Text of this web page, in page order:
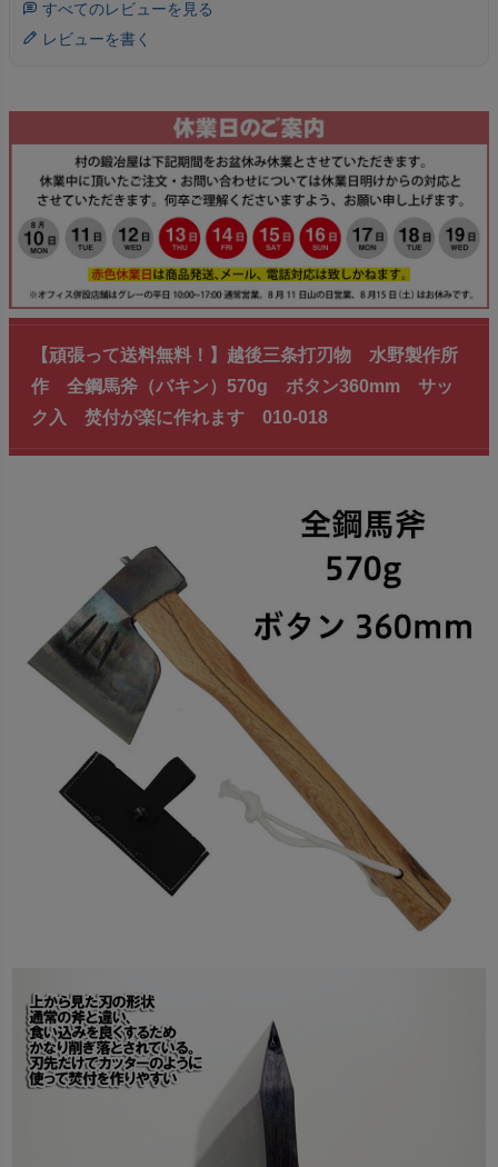
すべてのレビューを見る
レビューを書く
【頑張って送料無料！】越後三条打刃物 水野製作所
作 全鋼馬斧（バキン）570g ボタン360mm サッ
ク入 焚付が楽に作れます 010-018